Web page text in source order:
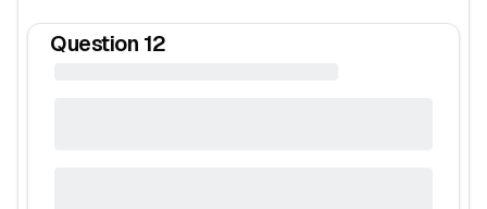
Question 12